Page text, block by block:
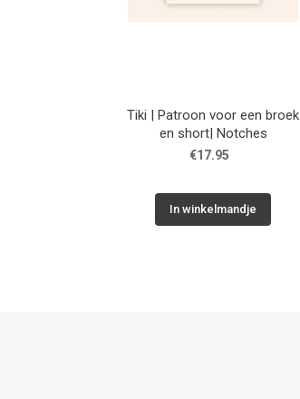
Tiki | Patroon voor een broek
en short| Notches
€17.95
In winkelmandje